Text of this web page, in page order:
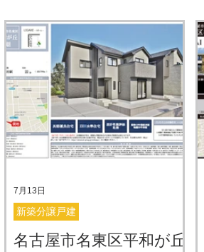
名古屋市名東区平和が丘
新築分譲戸建
7月13日